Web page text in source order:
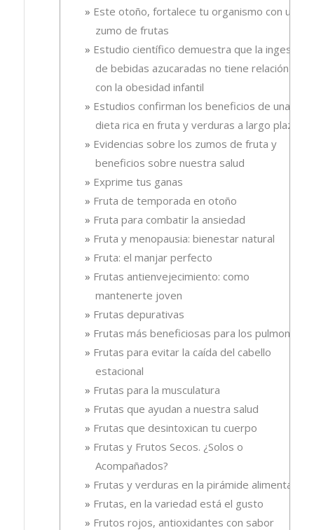
Este otoño, fortalece tu organismo con un
zumo de frutas
Estudio científico demuestra que la ingesta
de bebidas azucaradas no tiene relación
con la obesidad infantil
Estudios confirman los beneficios de una
dieta rica en fruta y verduras a largo plazo
Evidencias sobre los zumos de fruta y
beneficios sobre nuestra salud
Exprime tus ganas
Fruta de temporada en otoño
Fruta para combatir la ansiedad
Fruta y menopausia: bienestar natural
Fruta: el manjar perfecto
Frutas antienvejecimiento: como
mantenerte joven
Frutas depurativas
Frutas más beneficiosas para los pulmones
Frutas para evitar la caída del cabello
estacional
Frutas para la musculatura
Frutas que ayudan a nuestra salud
Frutas que desintoxican tu cuerpo
Frutas y Frutos Secos. ¿Solos o
Acompañados?
Frutas y verduras en la pirámide alimentaria
Frutas, en la variedad está el gusto
Frutos rojos, antioxidantes con sabor